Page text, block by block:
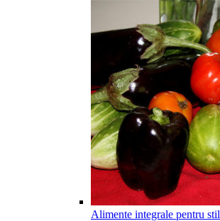
Alimente integrale pentru